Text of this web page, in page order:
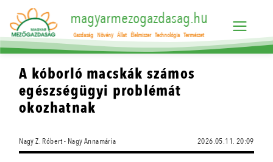
magyarmezogazdasag.hu
Gazdaság Növény Állat Élelmiszer Technológia Természet
A kóborló macskák számos
egészségügyi problémát
okozhatnak
Nagy Z. Róbert - Nagy Annamária 2026.05.11. 20:09